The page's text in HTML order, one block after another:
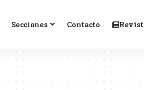
Secciones Contacto